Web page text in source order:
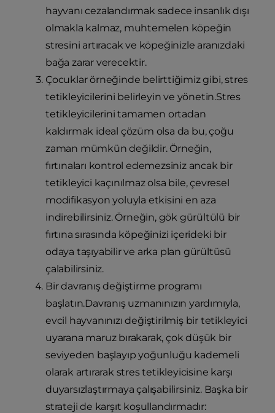
hayvanı cezalandırmak sadece insanlık dışı
olmakla kalmaz, muhtemelen köpeğin
stresini artıracak ve köpeğinizle aranızdaki
bağa zarar verecektir.
Çocuklar örneğinde belirttiğimiz gibi, stres
tetikleyicilerini belirleyin ve yönetin.Stres
tetikleyicilerini tamamen ortadan
kaldırmak ideal çözüm olsa da bu, çoğu
zaman mümkün değildir. Örneğin,
fırtınaları kontrol edemezsiniz ancak bir
tetikleyici kaçınılmaz olsa bile, çevresel
modifikasyon yoluyla etkisini en aza
indirebilirsiniz. Örneğin, gök gürültülü bir
fırtına sırasında köpeğinizi içerideki bir
odaya taşıyabilir ve arka plan gürültüsü
çalabilirsiniz.
Bir davranış değiştirme programı
başlatın.Davranış uzmanınızın yardımıyla,
evcil hayvanınızı değiştirilmiş bir tetikleyici
uyarana maruz bırakarak, çok düşük bir
seviyeden başlayıp yoğunluğu kademeli
olarak artırarak stres tetikleyicisine karşı
duyarsızlaştırmaya çalışabilirsiniz. Başka bir
strateji de karşıt koşullandırmadır: